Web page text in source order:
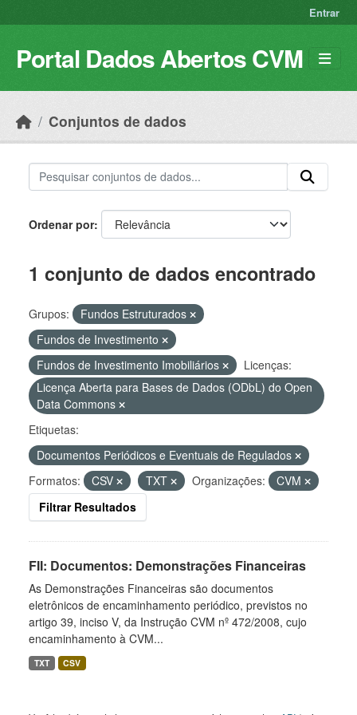
Entrar
Portal Dados Abertos CVM
Conjuntos de dados
Ordenar por
1 conjunto de dados encontrado
Grupos:
Fundos Estruturados
Fundos de Investimento
Fundos de Investimento Imobiliários
Licenças:
Licença Aberta para Bases de Dados (ODbL) do Open
Data Commons
Etiquetas:
Documentos Periódicos e Eventuais de Regulados
Formatos:
CSV TXT Organizações:
CVM
Filtrar Resultados
FII: Documentos: Demonstrações Financeiras
As Demonstrações Financeiras são documentos
eletrônicos de encaminhamento periódico, previstos no
artigo 39, inciso V, da Instrução CVM nº 472/2008, cujo
encaminhamento à CVM...
TXT CSV